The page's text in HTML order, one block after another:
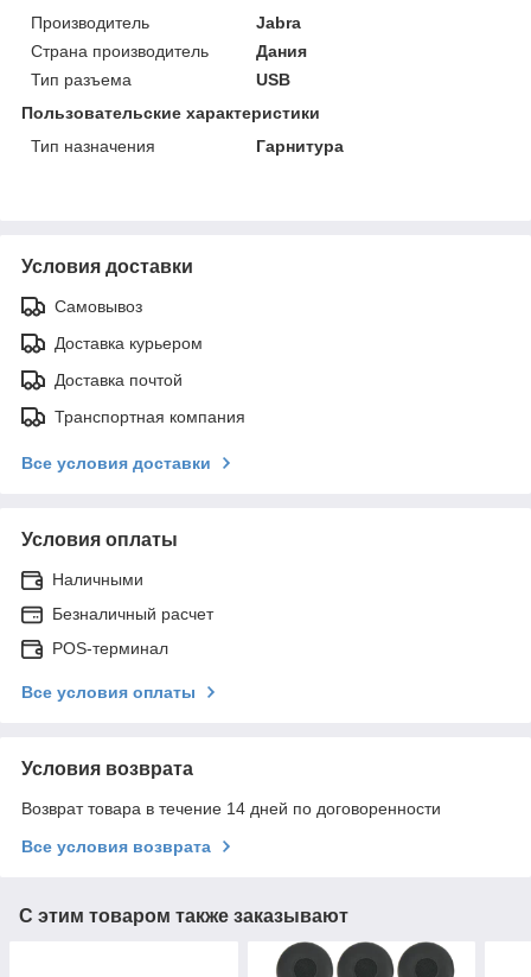
Производитель
Jabra
Страна производитель
Дания
Тип разъема
USB
Пользовательские характеристики
Тип назначения
Гарнитура
Условия доставки
Самовывоз
Доставка курьером
Доставка почтой
Транспортная компания
Все условия доставки
Условия оплаты
Наличными
Безналичный расчет
POS-терминал
Все условия оплаты
Условия возврата
Возврат товара в течение 14 дней по договоренности
Все условия возврата
С этим товаром также заказывают